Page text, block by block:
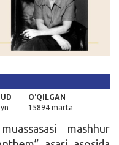
O'QILGAN
15894 marta
mashhur